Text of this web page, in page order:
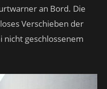
an Bord. Die
Verschieben der
nicht geschlossenem